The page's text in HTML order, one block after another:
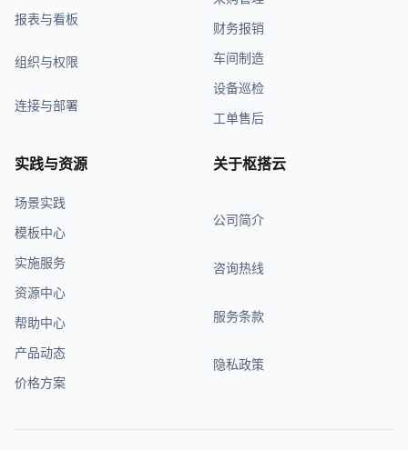
报表与看板
组织与权限
连接与部署
财务报销
车间制造
设备巡检
工单售后
实践与资源
场景实践
模板中心
实施服务
资源中心
帮助中心
产品动态
价格方案
关于枢搭云
公司简介
咨询热线
服务条款
隐私政策